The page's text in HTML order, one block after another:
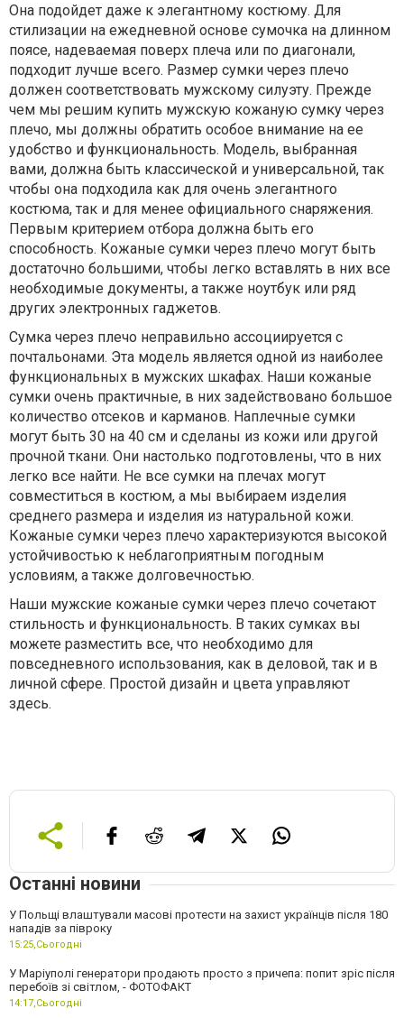
Она подойдет даже к элегантному костюму. Для
стилизации на ежедневной основе сумочка на длинном
поясе, надеваемая поверх плеча или по диагонали,
подходит лучше всего. Размер сумки через плечо
должен соответствовать мужскому силуэту. Прежде
чем мы решим купить мужскую кожаную сумку через
плечо, мы должны обратить особое внимание на ее
удобство и функциональность. Модель, выбранная
вами, должна быть классической и универсальной, так
чтобы она подходила как для очень элегантного
костюма, так и для менее официального снаряжения.
Первым критерием отбора должна быть его
способность. Кожаные сумки через плечо могут быть
достаточно большими, чтобы легко вставлять в них все
необходимые документы, а также ноутбук или ряд
других электронных гаджетов.
Сумка через плечо неправильно ассоциируется с
почтальонами. Эта модель является одной из наиболее
функциональных в мужских шкафах. Наши кожаные
сумки очень практичные, в них задействовано большое
количество отсеков и карманов. Наплечные сумки
могут быть 30 на 40 см и сделаны из кожи или другой
прочной ткани. Они настолько подготовлены, что в них
легко все найти. Не все сумки на плечах могут
совместиться в костюм, а мы выбираем изделия
среднего размера и изделия из натуральной кожи.
Кожаные сумки через плечо характеризуются высокой
устойчивостью к неблагоприятным погодным
условиям, а также долговечностью.
Наши мужские кожаные сумки через плечо сочетают
стильность и функциональность. В таких сумках вы
можете разместить все, что необходимо для
повседневного использования, как в деловой, так и в
личной сфере. Простой дизайн и цвета управляют
здесь.
Останні новини
У Польщі влаштували масові протести на захист українців після 180
нападів за півроку
15:25,Сьогодні
У Маріуполі генератори продають просто з причепа: попит зріс після
перебоїв зі світлом, - ФОТОФАКТ
14:17,Сьогодні